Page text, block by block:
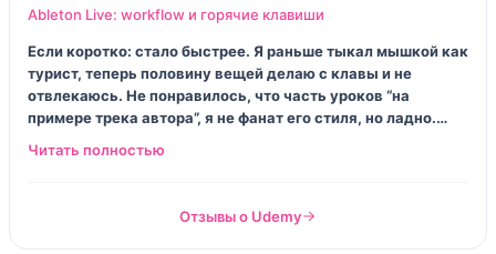
Ableton Live: workflow и горячие клавиши
Если коротко: стало быстрее. Я раньше тыкал мышкой как
турист, теперь половину вещей делаю с клавы и не
отвлекаюсь. Не понравилось, что часть уроков “на
примере трека автора”, я не фанат его стиля, но ладно.
Отзывы о Udemy